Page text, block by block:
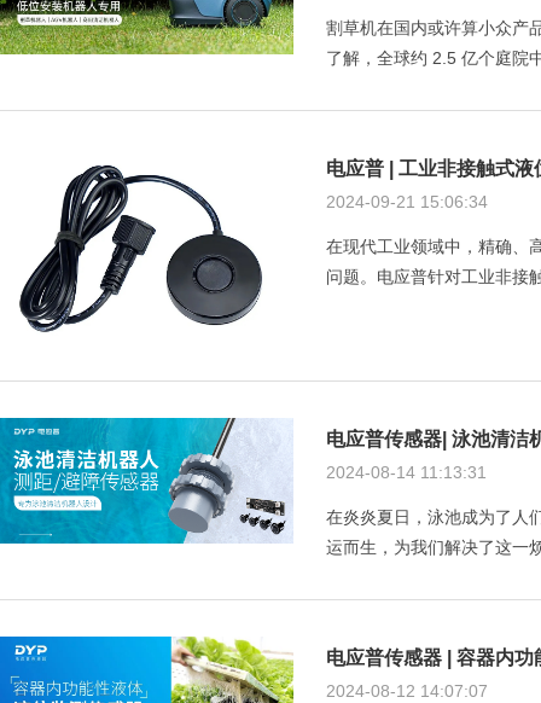
割草机在国内或许算小众产
了解，全球约 2.5 亿个庭院
电应普 | 工业非接触式液
2024-09-21 15:06:34
在现代工业领域中，精确、
问题。电应普针对工业非接
电应普传感器| 泳池清洁
2024-08-14 11:13:31
在炎炎夏日，泳池成为了人
运而生，为我们解决了这一
电应普传感器 | 容器内
2024-08-12 14:07:07